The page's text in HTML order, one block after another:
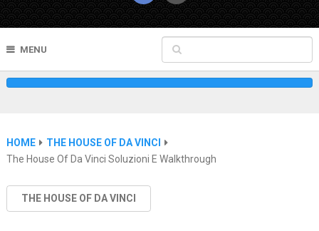
MENU
HOME
THE HOUSE OF DA VINCI
The House Of Da Vinci Soluzioni E Walkthrough
THE HOUSE OF DA VINCI